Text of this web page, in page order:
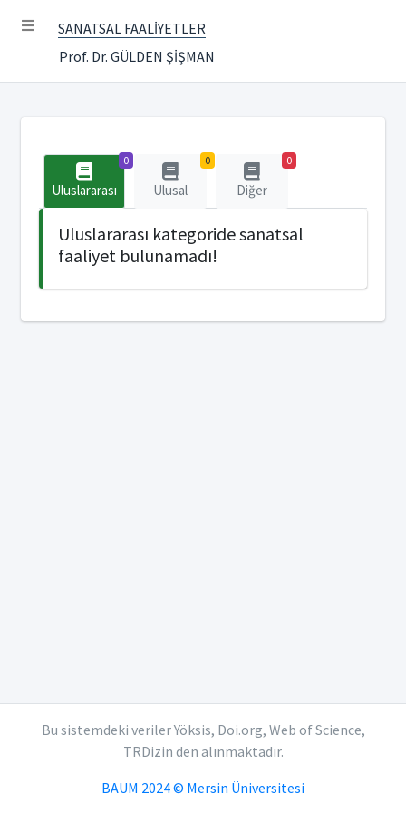
SANATSAL FAALİYETLER
Prof. Dr. GÜLDEN ŞİŞMAN
0
Uluslararası
0
Ulusal
0
Diğer
Uluslararası kategoride sanatsal
faaliyet bulunamadı!
Bu sistemdeki veriler Yöksis, Doi.org, Web of Science,
TRDizin den alınmaktadır.
BAUM 2024 © Mersin Üniversitesi